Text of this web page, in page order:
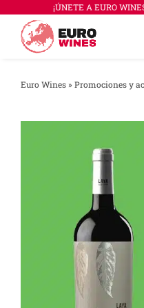
contenido
¡ÚNETE A EURO
Euro Wines» Promociones y